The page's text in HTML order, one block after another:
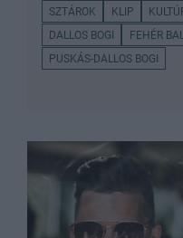
SZTÁROK KLIP
DALLOS BOGI
FEHÉR
PUSKÁS-DALLOS BOGI